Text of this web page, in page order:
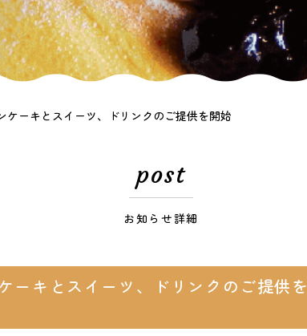
ケーキとスイーツ、ドリンクのご提供を開始
post
お知らせ詳細
ーキとスイーツ、ドリンクのご提供を